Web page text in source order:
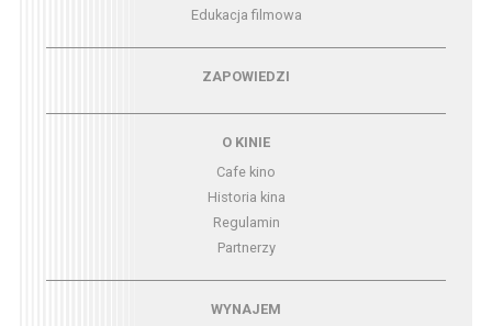
Edukacja filmowa
Menu - zapowiedziZAPOWIEDZI
O KINIE
Cafe kino
Historia kina
Regulamin
Partnerzy
Menu - wynajemWYNAJEM